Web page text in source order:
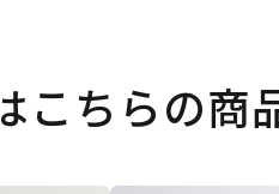
こちらの商